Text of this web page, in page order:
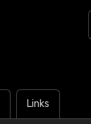
Links